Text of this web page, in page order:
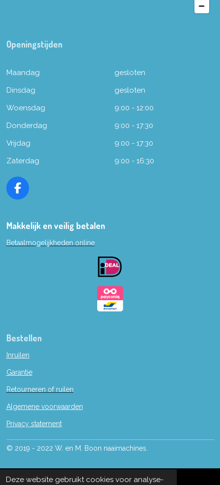
Deze website gebruikt cookies voor analyse-
Openingstijden
Maandag
gesloten
Dinsdag
gesloten
Woensdag
9:00 - 12:00
Donderdag
9:00 - 17:30
Vrijdag
9:00 - 17:30
Zaterdag
9:00 - 16:30
F
e
o
Makkelijk en veilig betalen
Betaalmogelijkheden online
Bestellen
Inruilen
Garantie
Retourneren of ruilen
Algemene voorwaarden
Privacy statement
© 2019 - 2022 W. en M. Boon naaimachines.